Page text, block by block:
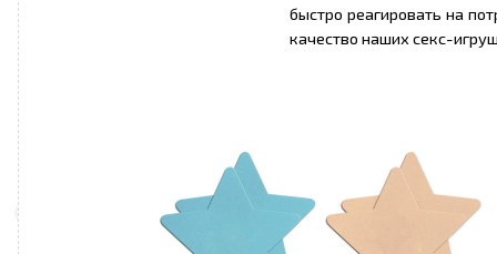
быстро реагировать на
качество наших секс-